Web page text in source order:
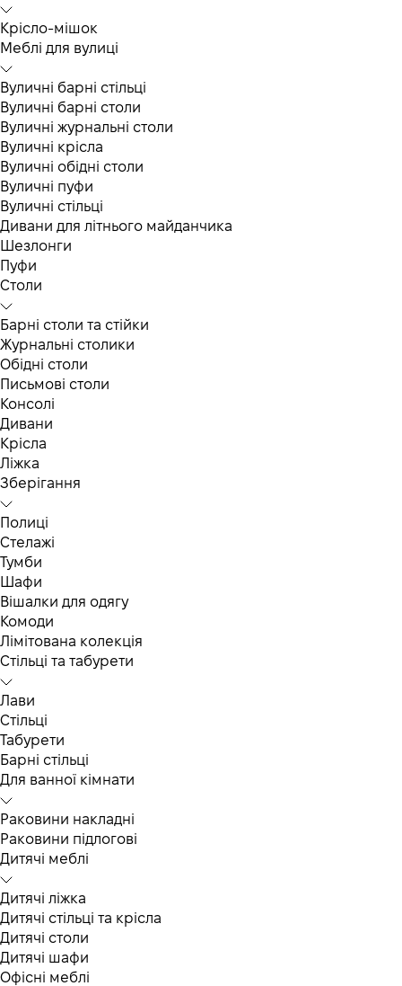
Крісло-мішок
Меблі для вулиці
Вуличні барні стільці
Вуличні барні столи
Вуличні журнальні столи
Вуличні крісла
Вуличні обідні столи
Вуличні пуфи
Вуличні стільці
Дивани для літнього майданчика
Шезлонги
Пуфи
Столи
Барні столи та стійки
Журнальні столики
Обідні столи
Письмові столи
Консолі
Дивани
Крісла
Ліжка
Зберігання
Полиці
Стелажі
Тумби
Шафи
Вішалки для одягу
Комоди
Лімітована колекція
Стільці та табурети
Лави
Стільці
Табурети
Барні стільці
Для ванної кімнати
Раковини накладні
Раковини підлогові
Дитячі меблі
Дитячі ліжка
Дитячі стільці та крісла
Дитячі столи
Дитячі шафи
Офісні меблі